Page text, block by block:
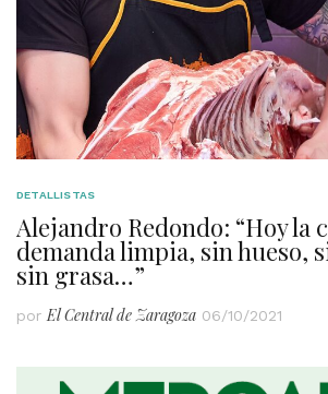
DETALLISTAS
Alejandro Redondo: “Hoy la
demanda limpia, sin hueso,
sin grasa…”
por El Central de Zaragoza 06/10/2021